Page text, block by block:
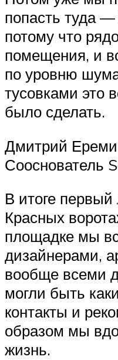
попасть туда
потому что
помещения, и
по уровню
тусовками это
было сделать.
Дмитрий
Сооснователь
В итоге
Красных
площадке мы
дизайнерами,
вообще всеми
могли быть
контакты и
образом мы
жизнь.